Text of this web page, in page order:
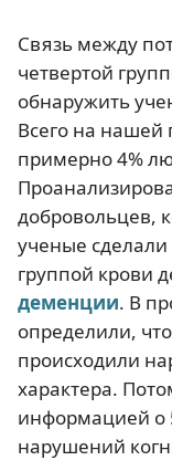
Связь между
четвертой
обнаружить
Всего на нашей
примерно 4%
добровольцев,
ученые
группой крови
деменции. В
определили,
происходили
характера.
информацией о
нарушений